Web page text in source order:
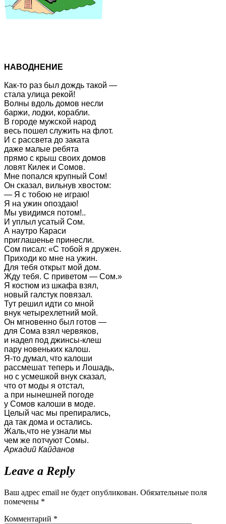
НАВОДНЕНИЕ
Как-то раз был дождь такой —
стала улица рекой!
Волны вдоль домов несли
баржи, лодки, корабли.
В городе мужской народ
весь пошел служить на флот.
И с рассвета до заката
даже малые ребята
прямо с крыш своих домов
ловят Килек и Сомов.
Мне попался крупный Сом!
Он сказал, вильнув хвостом:
— Я с тобою не играю!
Я на ужин опоздаю!
Мы увидимся потом!..
И уплыл усатый Сом.
А наутро Караси
приглашенье принесли.
Сом писал: «С тобой я дружен.
Приходи ко мне на ужин.
Для тебя открыт мой дом.
Жду тебя. С приветом — Сом.»
Я костюм из шкафа взял,
новый галстук повязал.
Тут решил идти со мной
внук четырехлетний мой.
Он мгновенно был готов —
для Сома взял червяков,
и надел под джинсы-клеш
пару новеньких калош.
Я-то думал, что калоши
рассмешат теперь и Лошадь,
но с усмешкой внук сказал,
что от моды я отстал,
а при нынешней погоде
у Сомов калоши в моде.
Целый час мы препирались,
да так дома и остались.
Жаль,что не узнали мы
чем же потчуют Сомы.
Аркадий Кайданов
Leave a Reply
Ваш адрес email не будет опубликован. Обязательные поля
помечены *
Комментарий *